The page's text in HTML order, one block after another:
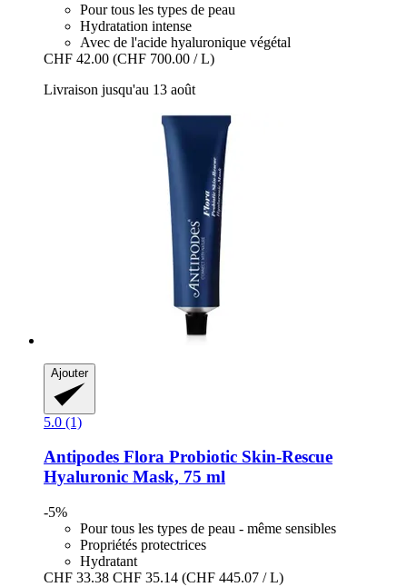
Pour tous les types de peau
Hydratation intense
Avec de l'acide hyaluronique végétal
CHF 42.00 (CHF 700.00 / L)
Livraison jusqu'au 13 août
Ajouter
5.0 (1)
Antipodes Flora Probiotic Skin-​Rescue
Hyaluronic Mask, 75 ml
-5%
Pour tous les types de peau - même sensibles
Propriétés protectrices
Hydratant
CHF 33.38 CHF 35.14 (CHF 445.07 / L)